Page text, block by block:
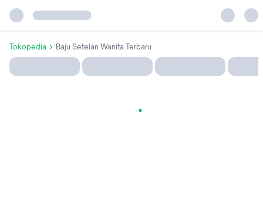
Tokopedia Baju Setelan Wanita Terbaru